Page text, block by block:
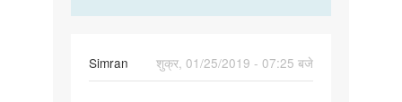
Simran
शुक्र, 01/25/2019 - 07:25 बजे